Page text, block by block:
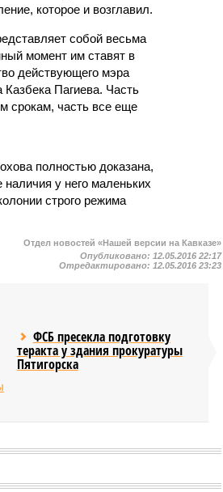
которое и возглавил.
собой весьма
момент им ставят в
действующего мэра
Пагиева. Часть
срокам, часть все еще
полностью доказана,
наличия у него маленьких
строго режима
Отдел новостей «Нашей версии на Кавказе»
Опубликовано: 12.05.2016 22:17
Отредактировано: 12.05.2016 23:23
ФСБ пресекла подготовку
теракта у здания прокуратуры
Пятигорска
В Дагестане завершено